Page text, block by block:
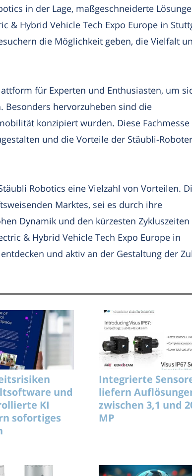
in der Lage, maßgeschneiderte
& Hybrid Vehicle Tech Expo Europe in
die Möglichkeit geben, die Vielfalt
für Experten und Enthusiasten, um
hervorzuheben sind die
konzipiert wurden. Diese
und die Vorteile der Stäubli-
Robotics eine Vielzahl von Vorteilen.
Marktes, sei es durch ihre
Dynamik und den kürzesten Zykluszeiten
& Hybrid Vehicle Tech Expo Europe in
und aktiv an der Gestaltung der
und
KI
sofortiges
Integrierte
liefern
zwischen 3,1 und
MP